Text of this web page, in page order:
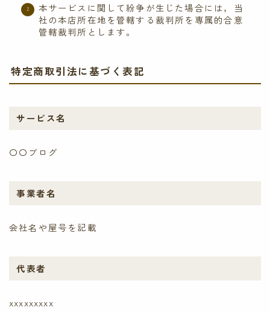
本サービスに関して紛争が生じた場合には，当
社の本店所在地を管轄する裁判所を専属的合意
管轄裁判所とします。
特定商取引法に基づく表記
サービス名
〇〇ブログ
事業者名
会社名や屋号を記載
代表者
xxxxxxxxx